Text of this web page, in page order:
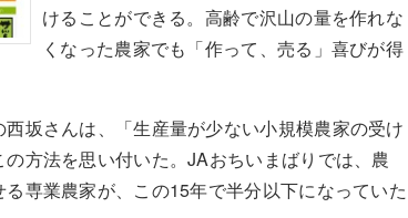
けることができる。高齢で沢山の量を作れな
くなった農家でも「作って、売る」喜びが得
坂さんは、「生産量が少ない小規模農家の受け
方法を思い付いた。JAおちいまばりでは、農
専業農家が、この15年で半分以下になっていた